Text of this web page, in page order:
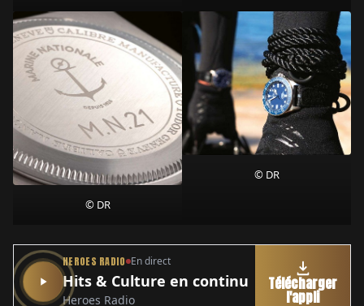
© DR
© DR
HEROES RADIO En direct
Hits & Culture en continu
Heroes Radio
Télécharger
l'appli